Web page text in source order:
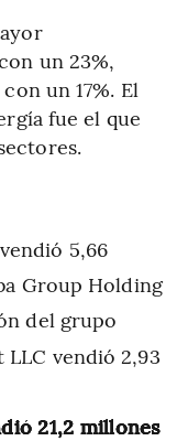
un 23%,
un 17%. El
fue el que
5,66
Group Holding
del grupo
vendió 2,93
21,2 millones